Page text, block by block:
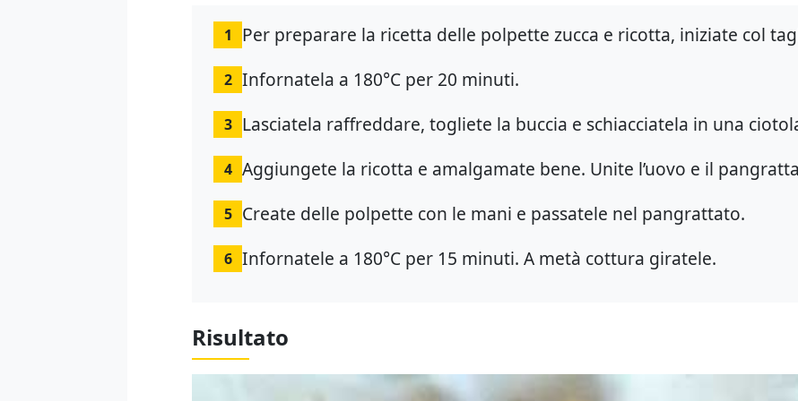
1 Per preparare la ricetta delle polpette zucca e ricotta, iniziate col
2 Infornatela a 180°C per 20 minuti.
3 Lasciatela raffreddare, togliete la buccia e schiacciatela in una
4 Aggiungete la ricotta e amalgamate bene. Unite l’uovo e il
5 Create delle polpette con le mani e passatele nel pangrattato.
6 Infornatele a 180°C per 15 minuti. A metà cottura giratele.
Risultato